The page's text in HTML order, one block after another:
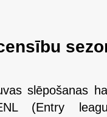
slēpošanas
(Entry